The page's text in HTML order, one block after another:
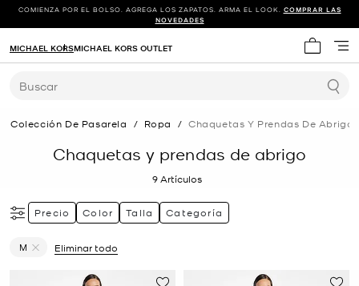
COMIENZA POR EL BOLSO. AGREGA LOS ZAPATOS. ARMA EL LOOK. COMPRAR LAS
NOVEDADES
Mi
MICHAEL KORSMICHAEL KORS OUTLET
Buscar
Colección De Pasarela / Ropa / Chaquetas Y Prendas De Abrigo
Chaquetas y prendas de abrigo
9 Artículos
Precio Color Talla Categoría
M
Eliminar todo